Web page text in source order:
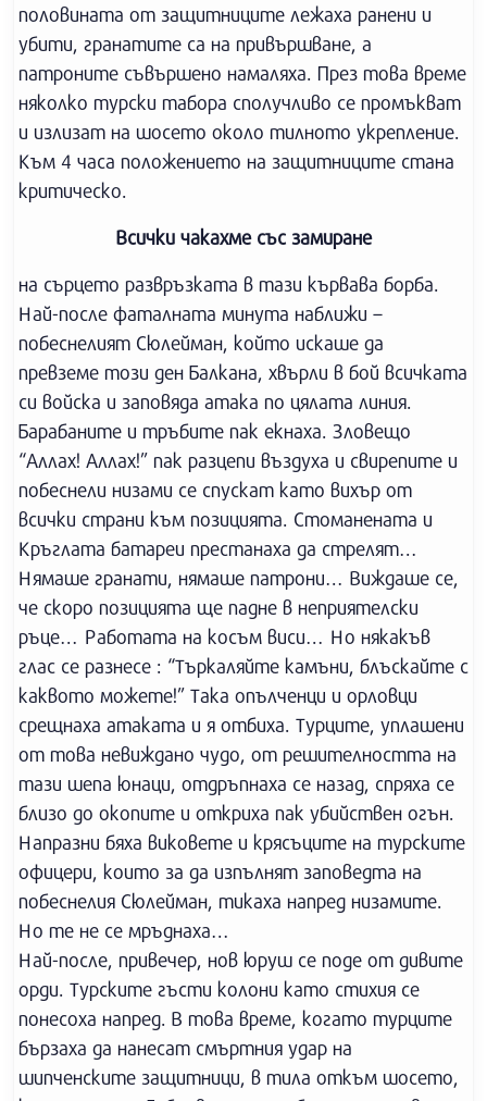
половината от защитниците лежаха ранени и
убити, гранатите са на привършване, а
патроните съвършено намаляха. През това време
няколко турски табора сполучливо се промъкват
и излизат на шосето около тилното укрепление.
Към 4 часа положението на защитниците стана
критическо.
Всички чакахме със замиране
на сърцето развръзката в тази кървава борба.
Най-после фаталната минута наближи –
побеснелият Сюлейман, който искаше да
превземе този ден Балкана, хвърли в бой всичката
си войска и заповяда атака по цялата линия.
Барабаните и тръбите пак екнаха. Зловещо
“Аллах! Аллах!” пак разцепи въздуха и свирепите и
побеснели низами се спускат като вихър от
всички страни към позицията. Стоманената и
Кръглата батареи престанаха да стрелят…
Нямаше гранати, нямаше патрони… Виждаше се,
че скоро позицията ще падне в неприятелски
ръце… Работата на косъм виси… Но някакъв
глас се разнесе : “Търкаляйте камъни, блъскайте с
каквото можете!” Така опълченци и орловци
срещнаха атаката и я отбиха. Турците, уплашени
от това невиждано чудо, от решителността на
тази шепа юнаци, отдръпнаха се назад, спряха се
близо до окопите и откриха пак убийствен огън.
Напразни бяха виковете и крясъците на турските
офицери, които за да изпълнят заповедта на
побеснелия Сюлейман, тикаха напред низамите.
Но те не се мръднаха…
Най-после, привечер, нов юруш се поде от дивите
орди. Турските гъсти колони като стихия се
понесоха напред. В това време, когато турците
бързаха да нанесат смъртния удар на
шипченските защитници, в тила откъм шосето,